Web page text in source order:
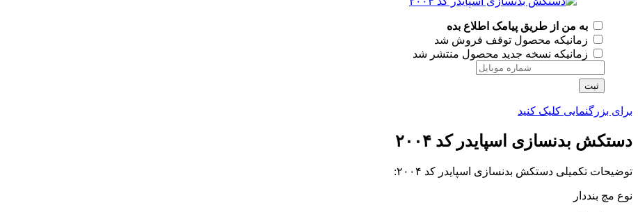
به من از طریق پیامک اطلاع بده
زمانیکه محصول توقف فروش شد
زمانیکه نسخه جدید محصول منتشر شد
ثبت
برای بزرگنمایی کلیک کنید
دستکش بدنسازی اسپایدر کد ۲۰۰۴
توضیحات تکمیلی دستکش بدنسازی اسپایدر کد ۲۰۰۴:
نوع مچ بنددار